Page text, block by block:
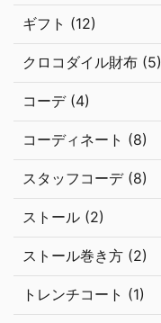
ギフト (12)
クロコダイル財布 (5)
コーデ (4)
コーディネート (8)
スタッフコーデ (8)
ストール (2)
ストール巻き方 (2)
トレンチコート (1)